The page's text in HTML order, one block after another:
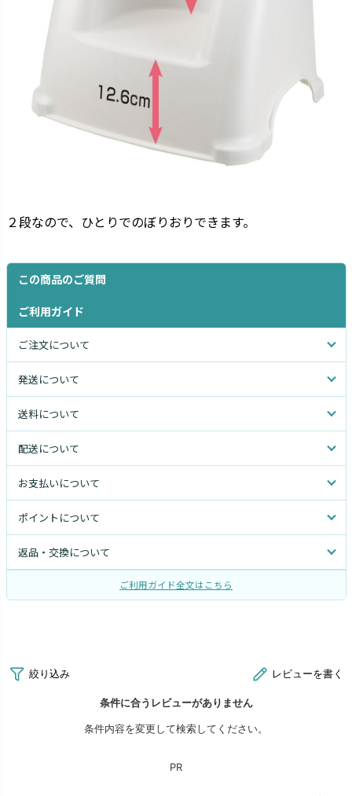
２段なので、ひとりでのぼりおりできます。
この商品のご質問
ご利用ガイド
ご注文について
発送について
送料について
配送について
お支払いについて
ポイントについて
返品・交換について
ご利用ガイド全文はこちら